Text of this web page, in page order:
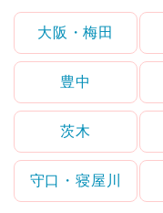
大阪・梅田
豊中
茨木
守口・寝屋川